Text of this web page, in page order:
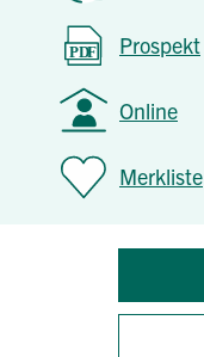
Prospekt
Online
Merkliste